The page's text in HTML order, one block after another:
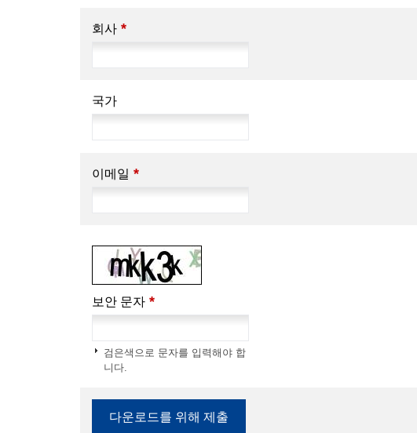
회사 *
국가
이메일 *
보안 문자 *
검은색으로 문자를 입력해야 합
니다.